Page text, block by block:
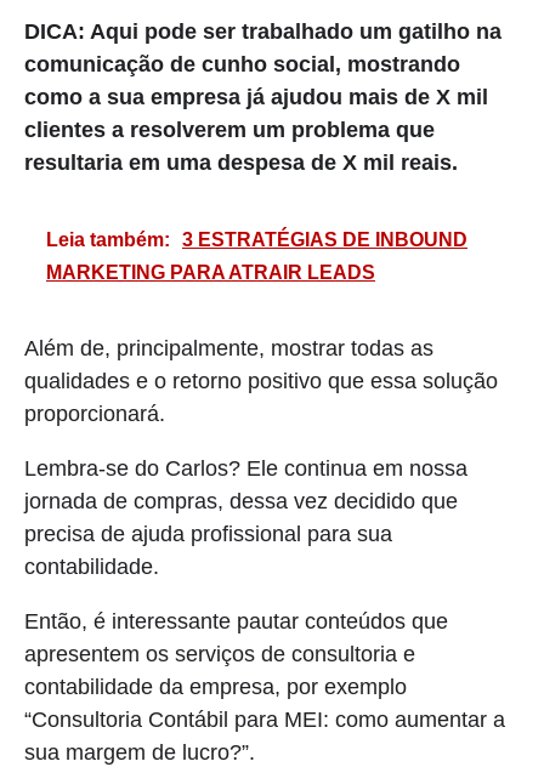
DICA: Aqui pode ser trabalhado um gatilho na
comunicação de cunho social, mostrando
como a sua empresa já ajudou mais de X mil
clientes a resolverem um problema que
resultaria em uma despesa de X mil reais.
Leia também:
3 ESTRATÉGIAS DE INBOUND
MARKETING PARA ATRAIR LEADS
Além de, principalmente, mostrar todas as
qualidades e o retorno positivo que essa solução
proporcionará.
Lembra-se do Carlos? Ele continua em nossa
jornada de compras, dessa vez decidido que
precisa de ajuda profissional para sua
contabilidade.
Então, é interessante pautar conteúdos que
apresentem os serviços de consultoria e
contabilidade da empresa, por exemplo
“Consultoria Contábil para MEI: como aumentar a
sua margem de lucro?”.